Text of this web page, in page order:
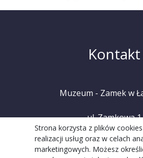
Strona korzysta z plików
realizacji usług oraz w celach
marketingowych. Możesz
Kontakt
Muzeum - Zamek w
ul. Zamkowa 1
37-100 Łańcut